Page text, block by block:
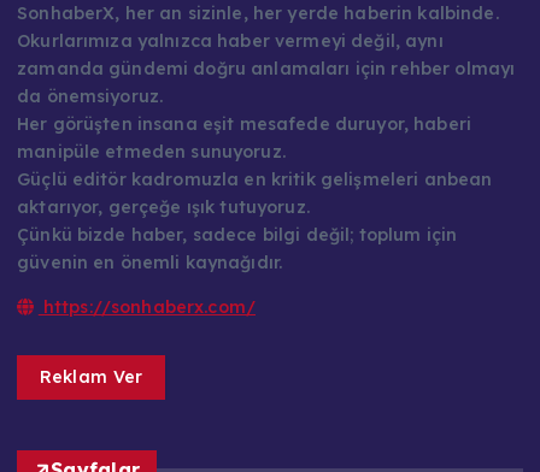
SonhaberX, her an sizinle, her yerde haberin kalbinde.
Okurlarımıza yalnızca haber vermeyi değil, aynı
zamanda gündemi doğru anlamaları için rehber olmayı
da önemsiyoruz.
Her görüşten insana eşit mesafede duruyor, haberi
manipüle etmeden sunuyoruz.
Güçlü editör kadromuzla en kritik gelişmeleri anbean
aktarıyor, gerçeğe ışık tutuyoruz.
Çünkü bizde haber, sadece bilgi değil; toplum için
güvenin en önemli kaynağıdır.
https://sonhaberx.com/
Reklam Ver